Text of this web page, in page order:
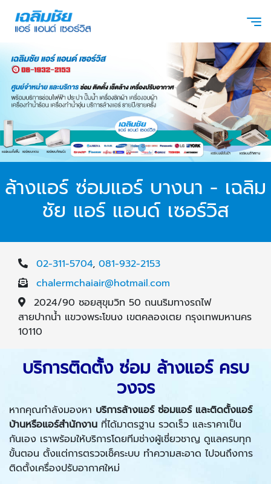
ล้างแอร์ ซ่อมแอร์ บางนา - เฉลิม
ชัย แอร์ แอนด์ เซอร์วิส
02-311-5704, 081-932-2153
chalermchaiair@hotmail.com
2024/90 ซอยสุขุมวิท 50 ถนนริมทางรถไฟ
สายปากน้ำ แขวงพระโขนง เขตคลองเตย กรุงเทพมหานคร
10110
บริการติดตั้ง ซ่อม ล้างแอร์ ครบ
วงจร
หากคุณกำลังมองหา บริการล้างแอร์ ซ่อมแอร์ และติดตั้งแอร์
บ้านหรือแอร์สำนักงาน ที่ได้มาตรฐาน รวดเร็ว และราคาเป็น
กันเอง เราพร้อมให้บริการโดยทีมช่างผู้เชี่ยวชาญ ดูแลครบทุก
ขั้นตอน ตั้งแต่การตรวจเช็คระบบ ทำความสะอาด ไปจนถึงการ
ติดตั้งเครื่องปรับอากาศใหม่